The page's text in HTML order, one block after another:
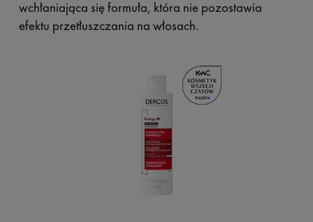
wchłaniająca się formuła, która nie pozostawia
efektu przetłuszczania na włosach.